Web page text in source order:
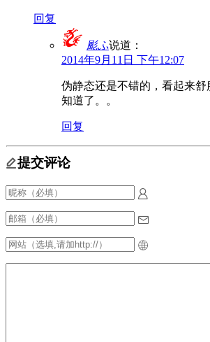
回复
颩ふ说道：
2014年9月11日 下午12:07
伪静态还是不错的，看起来舒
知道了。。
回复
提交评论